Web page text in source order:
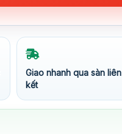
Giao nhanh qua sàn liên
kết